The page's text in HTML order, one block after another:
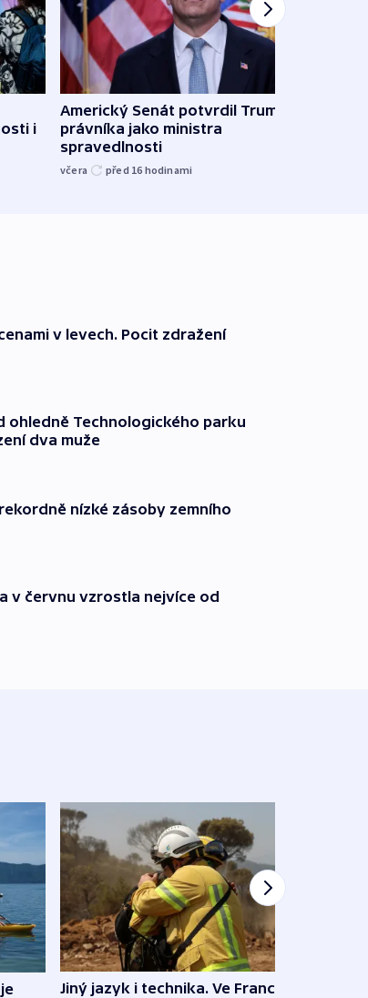
i
Americký Senát potvrdil Trumpova
právníka jako ministra
spravedlnosti
včera před 16 hodinami
v levech. Pocit zdražení
ohledně Technologického parku
dva muže
nízké zásoby zemního
v červnu vzrostla nejvíce od
Jiný jazyk i technika. Ve Francii